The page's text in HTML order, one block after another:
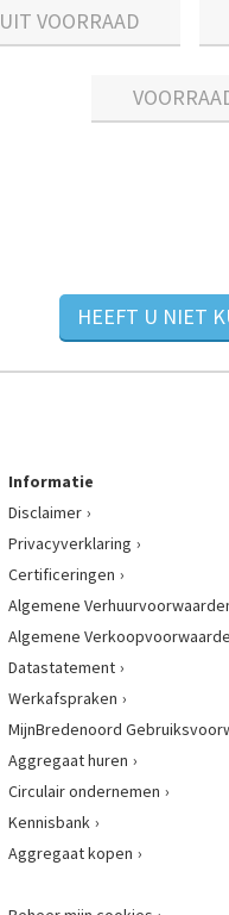
VOORRAAD
HEEFT U NIET
Informatie
Disclaimer
Privacyverklaring
Certificeringen
Algemene
Algemene
Datastatement
Werkafspraken
MijnBredenoord
Aggregaat huren
Circulair ondernemen
Kennisbank
Aggregaat kopen